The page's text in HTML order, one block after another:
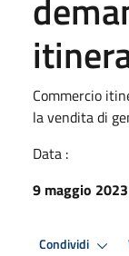
Commercio
la vendita di
Data :
9 maggio 2023
Condividi